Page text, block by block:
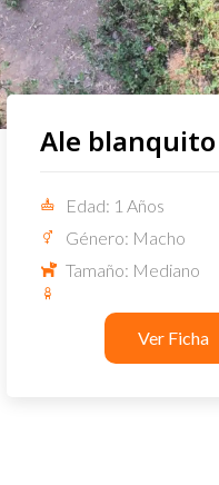
Ale blanquito
Edad: 1 Años
Género: Macho
Tamaño: Mediano
Ver Ficha